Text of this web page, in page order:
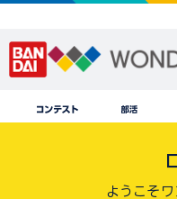
ようこそワ